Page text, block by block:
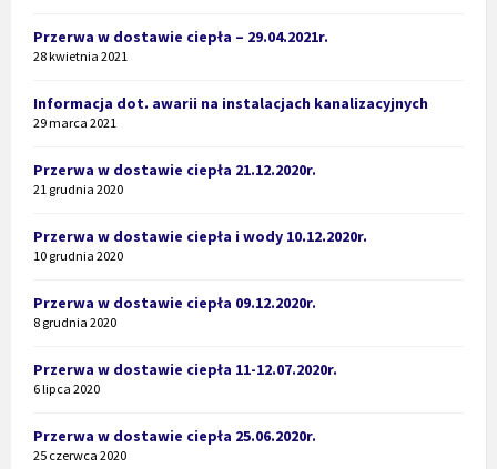
Przerwa w dostawie ciepła – 29.04.2021r.
28 kwietnia 2021
Informacja dot. awarii na instalacjach kanalizacyjnych
29 marca 2021
Przerwa w dostawie ciepła 21.12.2020r.
21 grudnia 2020
Przerwa w dostawie ciepła i wody 10.12.2020r.
10 grudnia 2020
Przerwa w dostawie ciepła 09.12.2020r.
8 grudnia 2020
Przerwa w dostawie ciepła 11-12.07.2020r.
6 lipca 2020
Przerwa w dostawie ciepła 25.06.2020r.
25 czerwca 2020